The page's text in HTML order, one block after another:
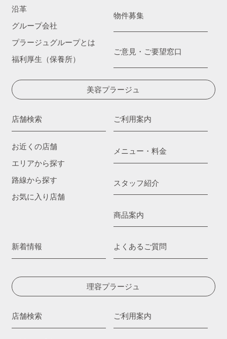
沿革
グループ会社
プラージュグループとは
福利厚生（保養所）
物件募集
ご意見・ご要望窓口
美容プラージュ
店舗検索
お近くの店舗
エリアから探す
路線から探す
お気に入り店舗
ご利用案内
メニュー・料金
スタッフ紹介
商品案内
新着情報 よくあるご質問
理容プラージュ
店舗検索 ご利用案内